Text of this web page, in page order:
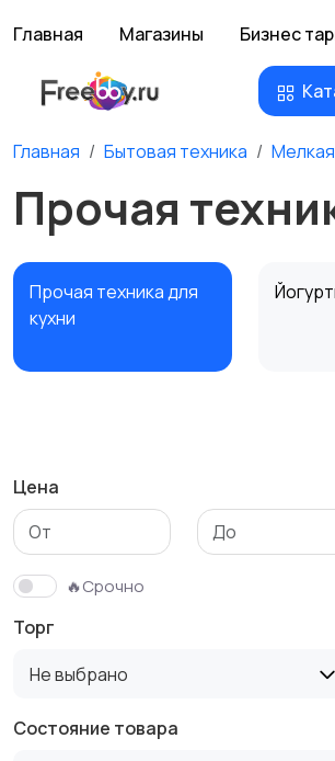
Главная Магазины Бизнес
Главная Бытовая техника Мелкая
Прочая
Прочая техника для
кухни
Бутербродницы,
сэндвичницы,
тостеры
Цена
🔥Срочно
Торг
Не выбрано
Состояние товара